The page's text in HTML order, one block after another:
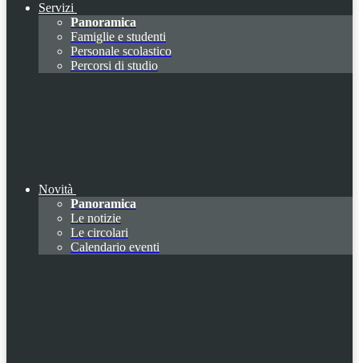
Servizi
Panoramica
Famiglie e studenti
Personale scolastico
Percorsi di studio
Novità
Panoramica
Le notizie
Le circolari
Calendario eventi